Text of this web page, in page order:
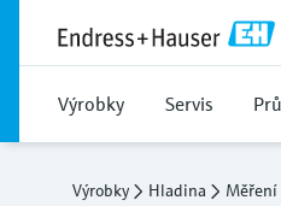
Výrobky Servis
Výrobky Hladina